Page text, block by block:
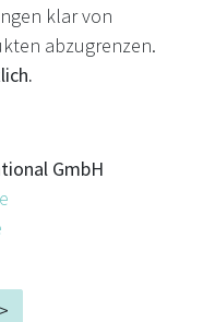
klar von
abzugrenzen.
GmbH